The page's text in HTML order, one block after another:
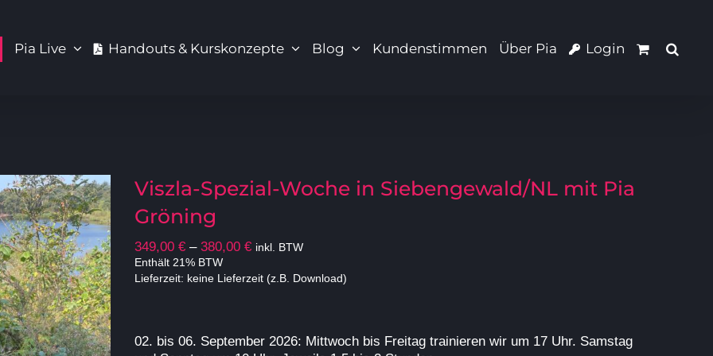
Pia Live Handouts & Kurskonzepte Blog Kundenstimmen Über Pia Login
Viszla-Spezial-Woche in Siebengewald/NL mit Pia
Gröning
349,00 € – 380,00 €Preisspanne:
bis
inkl. BTW
Enthält 21% BTW
Lieferzeit: keine Lieferzeit (z.B. Download)
02. bis 06. September 2026: Mittwoch bis Freitag trainieren wir um 17 Uhr. Samstag